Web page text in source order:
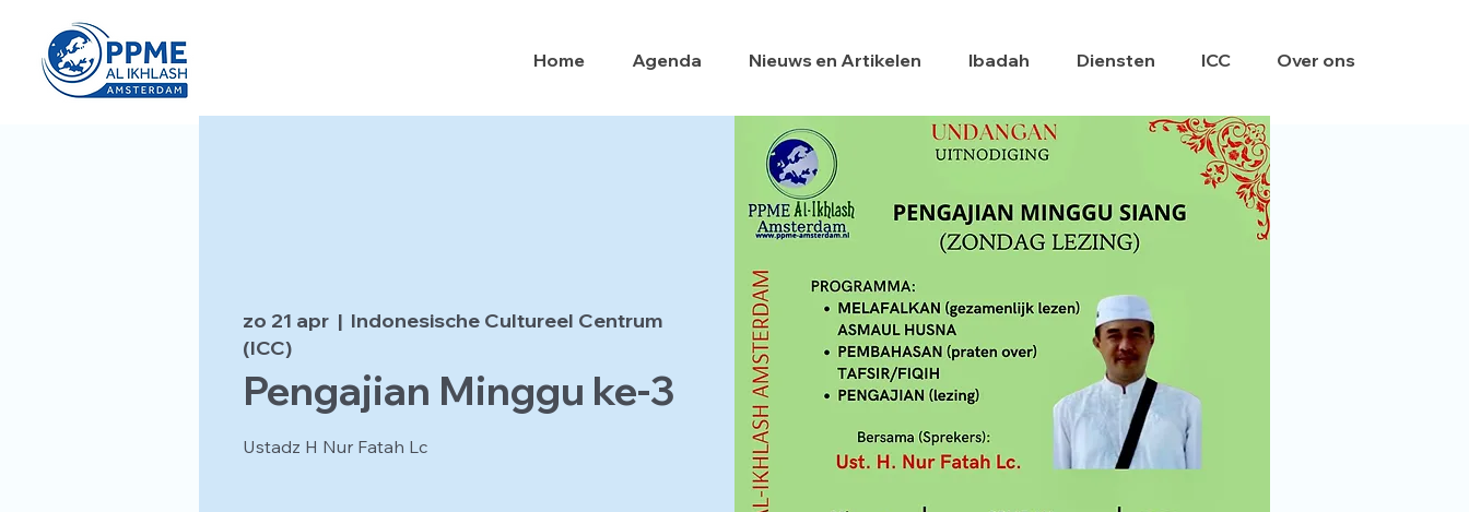
Home Agenda Nieuws en Artikelen Ibadah Diensten ICC Over ons
zo 21 apr
  |
Indonesische Cultureel Centrum
(ICC)
Pengajian Minggu ke-3
Ustadz H Nur Fatah Lc